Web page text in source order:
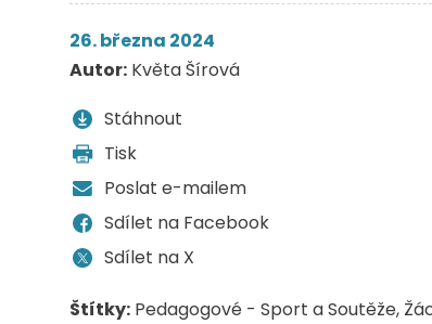
26. března 2024
Autor: Květa Šírová
Stáhnout
Tisk
Poslat e-mailem
Sdílet na Facebook
Sdílet na X
Štítky: Pedagogové - Sport a Soutěže